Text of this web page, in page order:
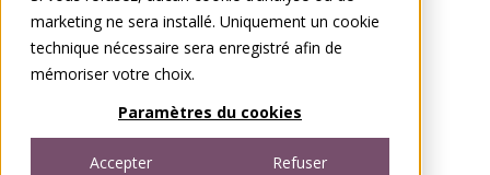
marketing ne sera installé. Uniquement un cookie
technique nécessaire sera enregistré afin de
mémoriser votre choix.
Paramètres du cookies
Accepter Refuser